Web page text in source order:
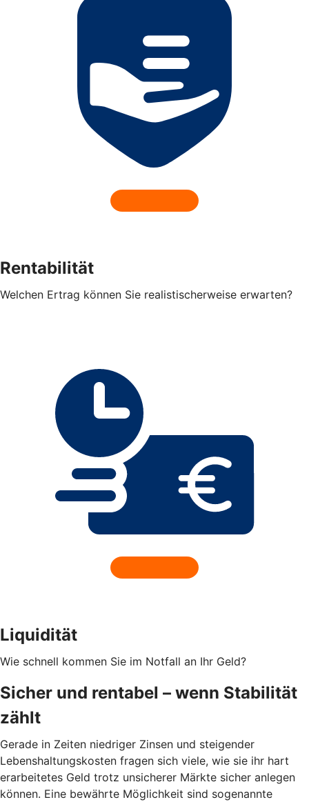
Rentabilität
Welchen Ertrag können Sie realistischerweise erwarten?
Liquidität
Wie schnell kommen Sie im Notfall an Ihr Geld?
Sicher und rentabel – wenn Stabilität
zählt
Gerade in Zeiten niedriger Zinsen und steigender
Lebenshaltungskosten fragen sich viele, wie sie ihr hart
erarbeitetes Geld trotz unsicherer Märkte sicher anlegen
können. Eine bewährte Möglichkeit sind sogenannte